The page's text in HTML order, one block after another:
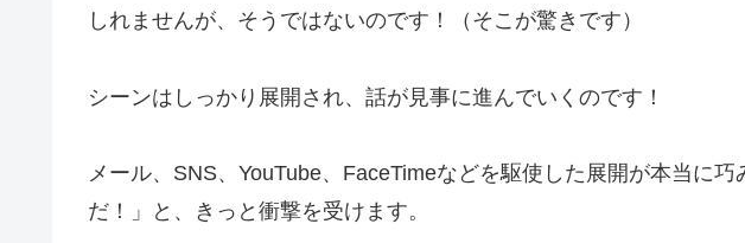
しれませんが、そうではないのです！（そこが驚きです）
シーンはしっかり展開され、話が見事に進んでいくのです！
メール、SNS、YouTube、FaceTimeなどを駆使した展開が本当に
だ！」と、きっと衝撃を受けます。